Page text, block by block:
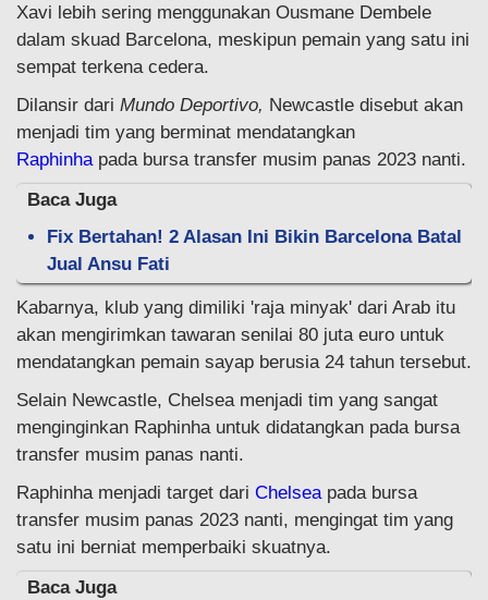
Xavi lebih sering menggunakan Ousmane Dembele
dalam skuad Barcelona, meskipun pemain yang satu ini
sempat terkena cedera.
Dilansir dari Mundo Deportivo, Newcastle disebut akan
menjadi tim yang berminat mendatangkan
Raphinhapada bursa transfer musim panas 2023 nanti.
Baca Juga
Fix Bertahan! 2 Alasan Ini Bikin Barcelona Batal
Jual Ansu Fati
Kabarnya, klub yang dimiliki 'raja minyak' dari Arab itu
akan mengirimkan tawaran senilai 80 juta euro untuk
mendatangkan pemain sayap berusia 24 tahun tersebut.
Selain Newcastle, Chelsea menjadi tim yang sangat
menginginkan Raphinha untuk didatangkan pada bursa
transfer musim panas nanti.
Raphinha menjadi target dari Chelseapada bursa
transfer musim panas 2023 nanti, mengingat tim yang
satu ini berniat memperbaiki skuatnya.
Baca Juga